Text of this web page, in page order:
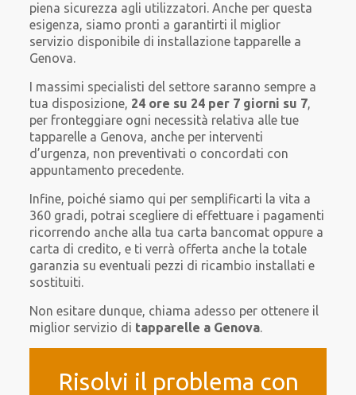
piena sicurezza agli utilizzatori. Anche per questa
esigenza, siamo pronti a garantirti il miglior
servizio disponibile di installazione tapparelle a
Genova.
I massimi specialisti del settore saranno sempre a
tua disposizione, 24 ore su 24 per 7 giorni su 7,
per fronteggiare ogni necessità relativa alle tue
tapparelle a Genova, anche per interventi
d’urgenza, non preventivati o concordati con
appuntamento precedente.
Infine, poiché siamo qui per semplificarti la vita a
360 gradi, potrai scegliere di effettuare i pagamenti
ricorrendo anche alla tua carta bancomat oppure a
carta di credito, e ti verrà offerta anche la totale
garanzia su eventuali pezzi di ricambio installati e
sostituiti.
Non esitare dunque, chiama adesso per ottenere il
miglior servizio di tapparelle a Genova.
Risolvi il problema con